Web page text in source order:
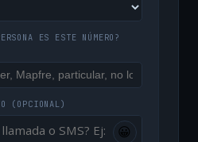
ES ESTE NÚMERO?
(OPCIONAL)
😀